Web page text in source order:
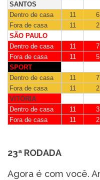
SANTOS
Dentro de casa
11 6
Fora de casa
11 2
SÃO PAULO
Dentro de casa
11 7
Fora de casa
11 5
SPORT
Dentro de casa
11 7
Fora de casa
11 2
VITÓRIA
Dentro de casa
11 3
Fora de casa
11 2
23ª RODADA
Agora é com você.